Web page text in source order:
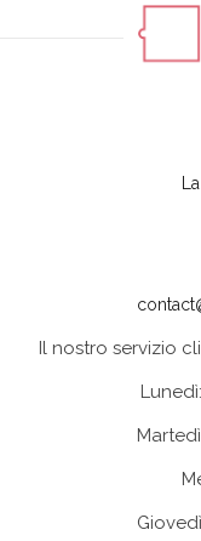
Il nostro servizio